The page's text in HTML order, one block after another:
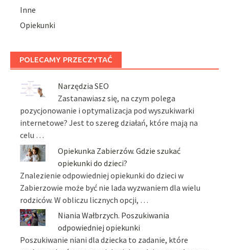
Inne
Opiekunki
POLECAMY PRZECZYTAĆ
Narzędzia SEO
Zastanawiasz się, na czym polega
pozycjonowanie i optymalizacja pod wyszukiwarki
internetowe? Jest to szereg działań, które mają na
celu …
Opiekunka Zabierzów. Gdzie szukać
opiekunki do dzieci?
Znalezienie odpowiedniej opiekunki do dzieci w
Zabierzowie może być nie lada wyzwaniem dla wielu
rodziców. W obliczu licznych opcji, …
Niania Wałbrzych. Poszukiwania
odpowiedniej opiekunki
Poszukiwanie niani dla dziecka to zadanie, które